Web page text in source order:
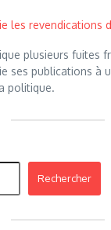
les revendications
plusieurs fuites
ses publications à
politique.
Rechercher